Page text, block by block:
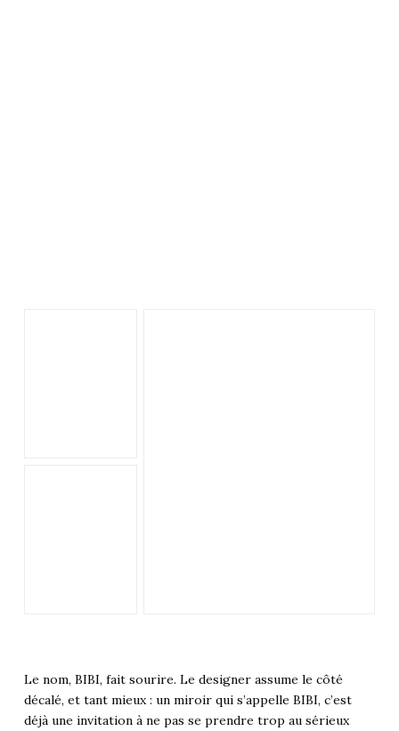
Le nom, BIBI, fait sourire. Le designer assume le côté
décalé, et tant mieux : un miroir qui s’appelle BIBI, c’est
déjà une invitation à ne pas se prendre trop au sérieux